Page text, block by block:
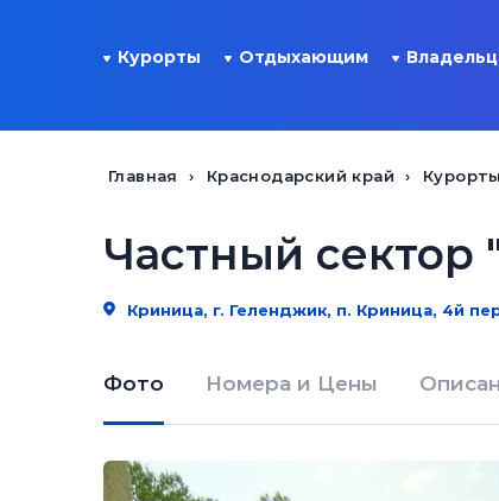
Курорты Отдыхающим
Главная Краснодарский край
Частный сектор
Криница, г. Геленджик, п. Криница, 4й
Фото Номера и Цены